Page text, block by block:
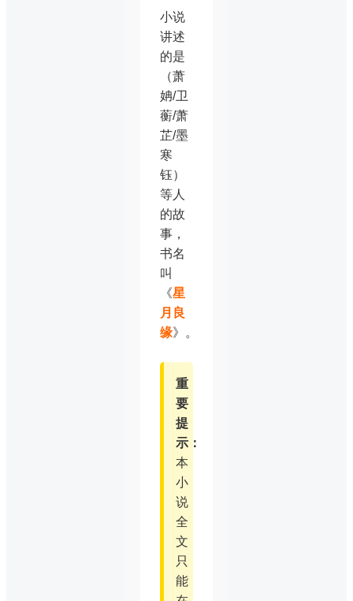
小说
讲述
的是
（萧
姌/卫
蘅/萧
芷/墨
寒
钰）
等人
的故
事，
书名
叫
《星
月良
缘》。
重
要
提
示：
本
小
说
全
文
只
能